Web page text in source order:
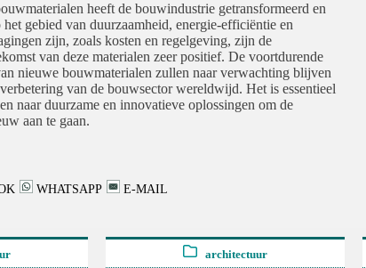
heeft de bouwindustrie getransformeerd en
gebied van duurzaamheid, energie-efficiëntie en
zijn, zoals kosten en regelgeving, zijn de
van deze materialen zeer positief. De voortdurende
nieuwe bouwmaterialen zullen naar verwachting blijven
van de bouwsector wereldwijd. Het is essentieel
naar duurzame en innovatieve oplossingen om de
aan te gaan.
WHATSAPP E-MAIL
architectuur